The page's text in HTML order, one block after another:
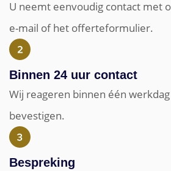
U neemt eenvoudig contact met
e-mail of het offerteformulier.
Binnen 24 uur contact
Wij reageren binnen één
bevestigen.
Bespreking